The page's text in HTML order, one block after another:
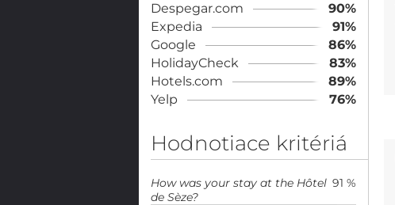
Despegar.com
90%
Expedia
91%
Google
86%
HolidayCheck
83%
Hotels.com
89%
Yelp
76%
Hodnotiace kritériá
91 %
How was your stay at the Hôtel
de Sèze?